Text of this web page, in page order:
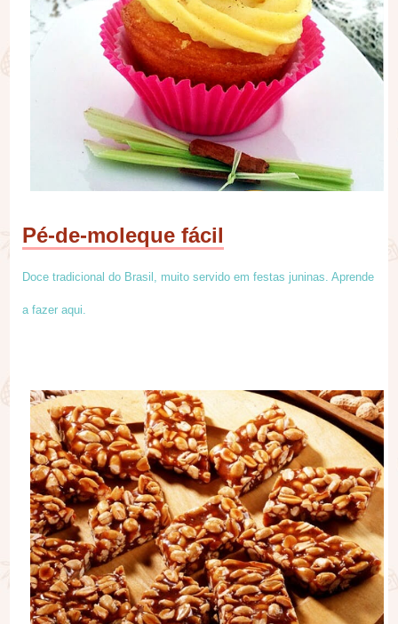
Pé-de-moleque fácil
Doce tradicional do Brasil, muito servido em festas juninas. Aprende
a fazer aqui.